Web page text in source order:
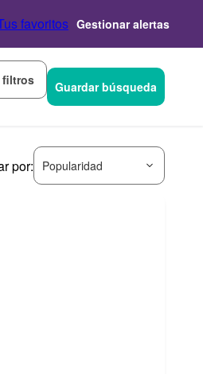
favoritos Gestionar alertas
filtros Guardar búsqueda
por: Popularidad